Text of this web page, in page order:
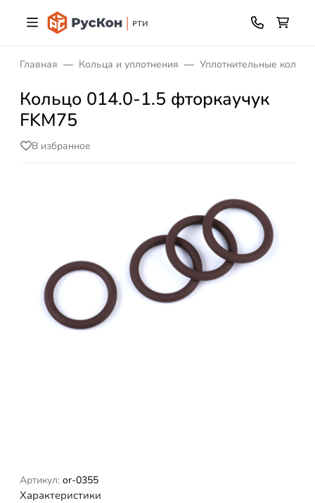
Главная Кольца и уплотнения Уплотнительные
Кольцо 014.0-1.5 фторкаучук
FKM75
В избранное
Артикул: or-0355
Характеристики